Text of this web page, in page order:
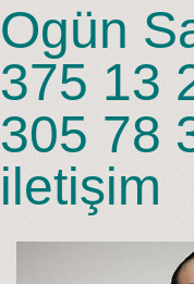
Ogün
375 13
305 78
iletişim